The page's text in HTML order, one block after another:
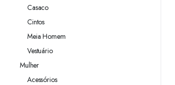
Casaco
Cintos
Meia Homem
Vestuário
Mulher
Acessórios